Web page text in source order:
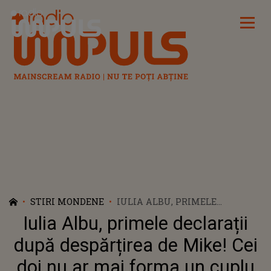
Radio Impuls
STIRI MONDENE
IULIA ALBU, PRIMELE
DECLARAȚII DUPĂ
DESPĂRȚIREA DE MIKE! CEI DOI
NU AR MAI FORMA UN CUPLU
DE 3 LUNI: „AM TRĂIT
MOMENTE FRUMOASE,
Iulia Albu, primele declarații
după despărțirea de Mike! Cei